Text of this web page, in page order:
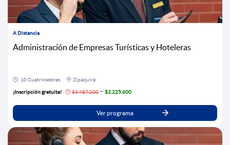
A Distancia
Administración de Empresas Turísticas y Hoteleras
10 Cuatrimestres Zipaquirá
¡Inscripción gratuita! $3.487.200 - $2.225.600
Ver programa